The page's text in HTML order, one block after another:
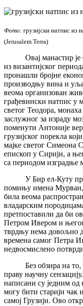
Фото: грузијски натпис из
(Jerusalem Terra)
Овај манастир је
из византијског
пронашли бројне
производњу вина и
веома организован
грађевински натпис у
светог Теодора,
заслужног за израду
поменути Антоније
грузијског порекла
мајке светог Симеона
епископ у Сирији, а
са периодом изградње
У Бир ел-Куту
помињу имена Мурван,
била веома
владарским
претпоставили да би
Петром Ивером и
тврдњу нема довољно
времена самог Петра
недвосмислено
Без обзира на то,
праву научну
написани су једним од
могу бити старији чак
самој Грузији. Ово